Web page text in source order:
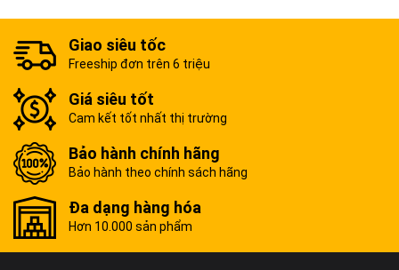
Giao siêu tốc
Freeship đơn trên 6 triệu
Giá siêu tốt
Cam kết tốt nhất thị trường
Bảo hành chính hãng
Bảo hành theo chính sách hãng
Đa dạng hàng hóa
Hơn 10.000 sản phẩm